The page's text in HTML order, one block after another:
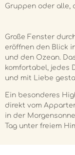
Gruppen oder alle,
Große Fenster
eröffnen den Blick
und den Ozean.
komfortabel, jedes
und mit Liebe
Ein besonderes
direkt vom
in der
Tag unter freiem